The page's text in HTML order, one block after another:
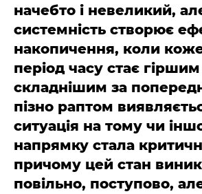
начебто і невеликий,
системність створює
накопичення, коли
період часу стає гіршим
складнішим за
пізно раптом
ситуація на тому чи
напрямку стала
причому цей стан
повільно, поступово,